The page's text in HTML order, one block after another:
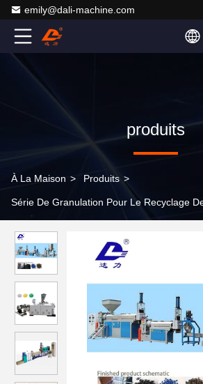
emily@dali-machine.com
produits
À La Maison > Produits >
Série De Granulation Pour Le Recyclage